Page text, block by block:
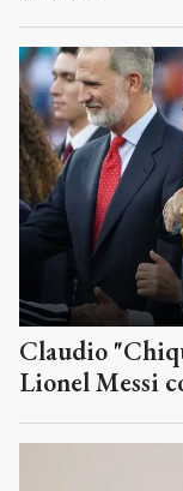
Claudio
Lionel Messi